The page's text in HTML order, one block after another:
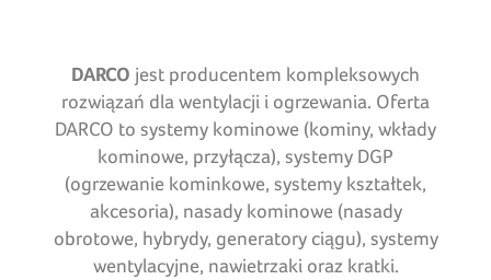
DARCO jest producentem kompleksowych
rozwiązań dla wentylacji i ogrzewania. Oferta
DARCO to systemy kominowe (kominy, wkłady
kominowe, przyłącza), systemy DGP
(ogrzewanie kominkowe, systemy kształtek,
akcesoria), nasady kominowe (nasady
obrotowe, hybrydy, generatory ciągu), systemy
wentylacyjne, nawietrzaki oraz kratki.